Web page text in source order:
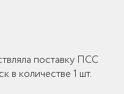
поставку ПСС
в количестве 1 шт.